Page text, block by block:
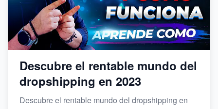
Descubre el rentable mundo del
dropshipping en 2023
Descubre el rentable mundo del dropshipping en